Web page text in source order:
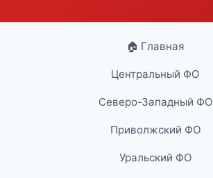
🏠 Главная
Центральный ФО
Северо-Западный ФО
Приволжский ФО
Уральский ФО